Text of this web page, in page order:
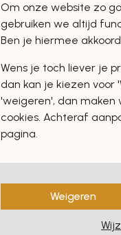
Om onze website zo
gebruiken we altijd
Ben je hiermee
Wens je toch liever je
dan kan je kiezen voor
'weigeren', dan maken
cookies. Achteraf
pagina.
Weigeren